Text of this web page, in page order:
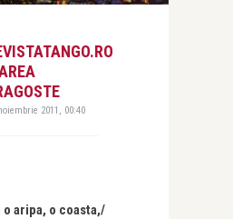
2011, 00:40
aripa, o coasta,/